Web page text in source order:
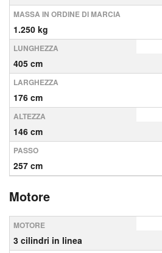
MASSA IN ORDINE DI MARCIA
1.250 kg
LUNGHEZZA
405 cm
LARGHEZZA
176 cm
ALTEZZA
146 cm
PASSO
257 cm
Motore
MOTORE
3 cilindri in linea